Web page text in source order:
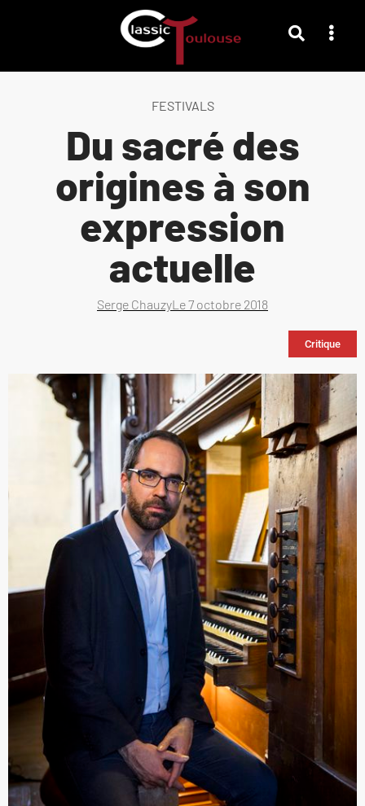
FESTIVALS
Du sacré des
origines à son
expression
actuelle
Serge ChauzyLe7 octobre 2018
Critique